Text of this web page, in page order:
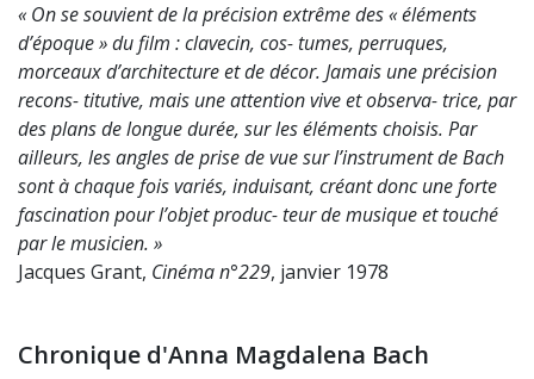
« On se souvient de la précision extrême des « éléments
d’époque » du film : clavecin, cos- tumes, perruques,
morceaux d’architecture et de décor. Jamais une précision
recons- titutive, mais une attention vive et observa- trice, par
des plans de longue durée, sur les éléments choisis. Par
ailleurs, les angles de prise de vue sur l’instrument de Bach
sont à chaque fois variés, induisant, créant donc une forte
fascination pour l’objet produc- teur de musique et touché
par le musicien. »
Jacques Grant, Cinéma n°229, janvier 1978
Chronique d'Anna Magdalena Bach